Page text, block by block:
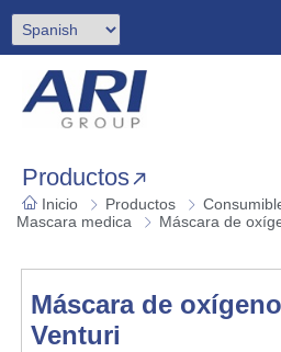
Productos
Inicio Productos
Mascara medica
Máscara de
Máscara de
Venturi